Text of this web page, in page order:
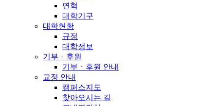
연혁
대학기구
대학현황
규정
대학정보
기부ㆍ후원
기부ㆍ후원 안내
교정 안내
캠퍼스지도
찾아오시는 길